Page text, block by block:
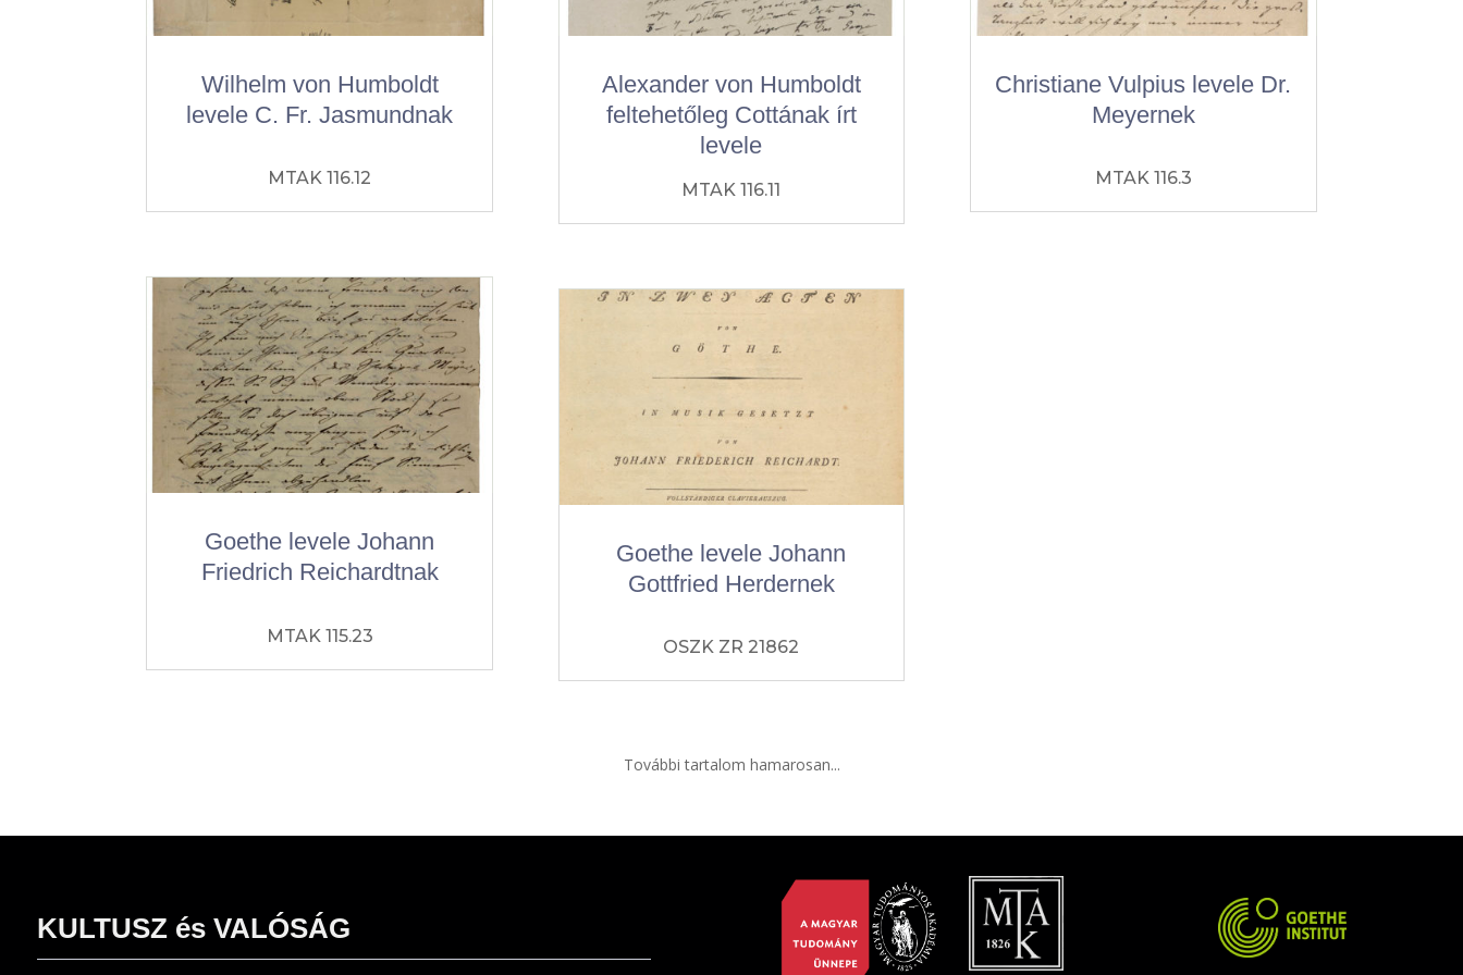
Wilhelm von Humboldt
levele C. Fr. Jasmundnak
MTAK 116.12
Goethe levele Johann
Friedrich Reichardtnak
MTAK 115.23
Alexander von Humboldt
feltehetőleg Cottának írt
levele
MTAK 116.11
Goethe levele Johann
Gottfried Herdernek
OSZK ZR 21862
Christiane Vulpius levele Dr.
Meyernek
MTAK 116.3
További tartalom hamarosan...
KULTUSZ és VALÓSÁG